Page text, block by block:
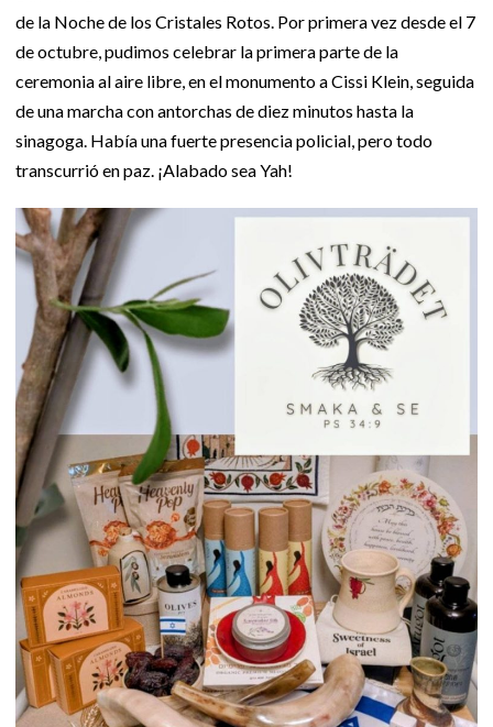
de la Noche de los Cristales Rotos. Por primera vez desde el 7
de octubre, pudimos celebrar la primera parte de la
ceremonia al aire libre, en el monumento a Cissi Klein, seguida
de una marcha con antorchas de diez minutos hasta la
sinagoga. Había una fuerte presencia policial, pero todo
transcurrió en paz. ¡Alabado sea Yah!